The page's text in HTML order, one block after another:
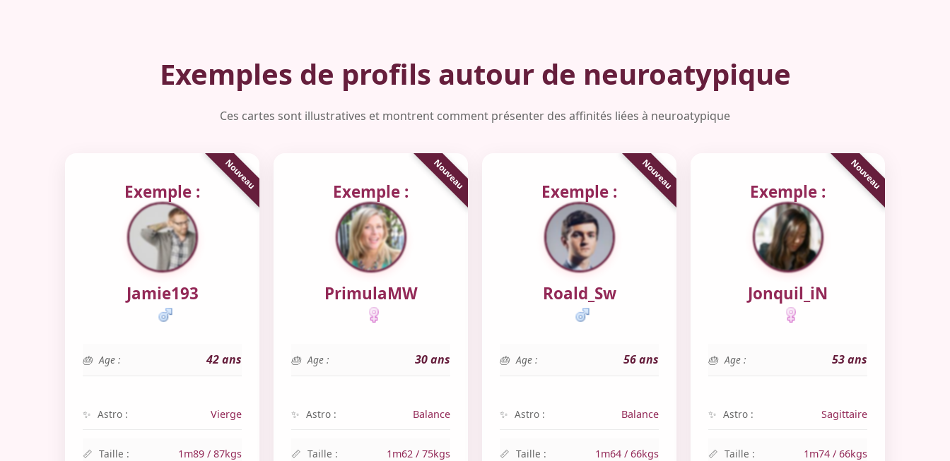
Exemples de profils autour de neuroatypique
Ces cartes sont illustratives et montrent comment présenter des affinités liées à neuroatypique
Exemple :
Jamie193
Age : 42 ans
Astro : Vierge
Taille : 1m89 / 87kgs
Exemple :
PrimulaMW
Age : 30 ans
Astro : Balance
Taille : 1m62 / 75kgs
Exemple :
Roald_Sw
Age : 56 ans
Astro : Balance
Taille : 1m64 / 66kgs
Exemple :
Jonquil_iN
Age : 53 ans
Astro : Sagittaire
Taille : 1m74 / 66kgs